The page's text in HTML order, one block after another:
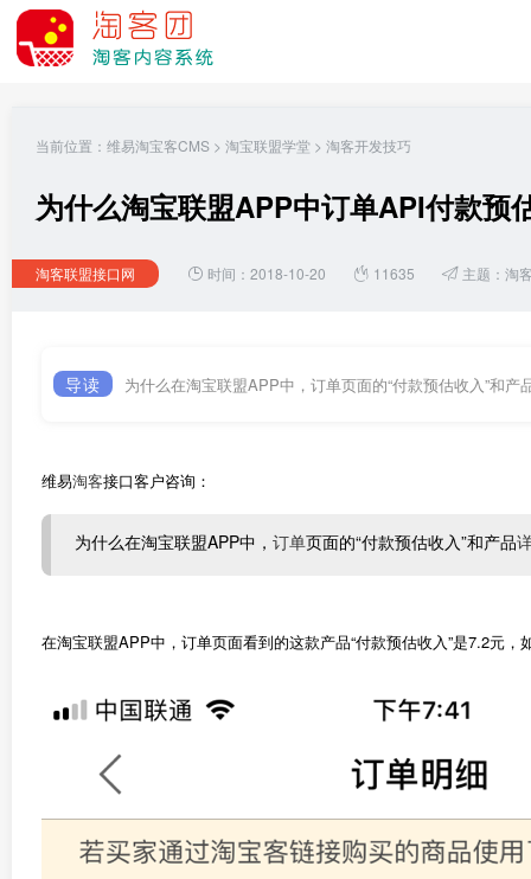
当前位置： 维易淘宝客CMS > 淘宝联盟学堂 > 淘客开发技巧
为什么淘宝联盟APP中订单API付款预
淘客联盟接口网 时间：2018-10-20 11635 主题： 淘
导读 为什么在淘宝联盟APP中，订单页面的“付款预估收入”和
维易淘客接口客户咨询：
为什么在淘宝联盟APP中， 订单页面的“付款预估收入”和产品
在淘宝联盟APP中，订单页面看到的这款产品“付款预估收入”是7.2元，